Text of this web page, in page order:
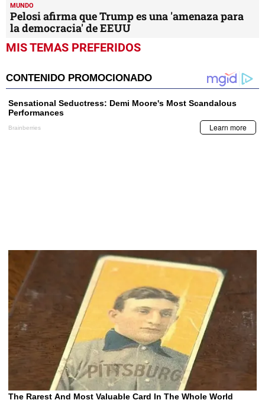
MUNDO
Pelosi afirma que Trump es una 'amenaza para
la democracia' de EEUU
MIS TEMAS PREFERIDOS